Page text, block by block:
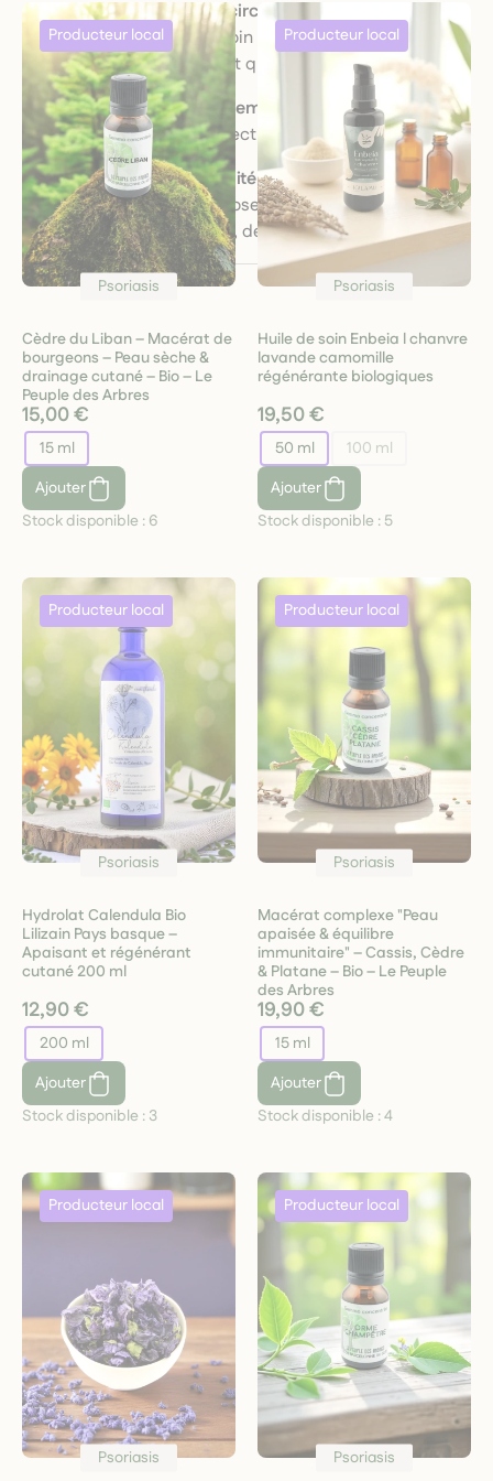
Production locale et circuits courts
sont récoltées avec soin auprès de producteurs
engagés, garantissant qualité et traçabilité.
Respect de l’environnement
: cultures biologiques,
sans pesticides, respectueuses de la biodiversité.
Authenticité & durabilité: nos formules incarnent
notre volonté de proposer des soins naturels,
respectueux du corps, de l’esprit et de la Terre.
Psoriasis
Cèdre du Liban – Macérat de
bourgeons – Peau sèche &
drainage cutané – Bio – Le
Peuple des Arbres
15,00 €
15 ml
Ajouter
Stock disponible : 6
Psoriasis
Huile de soin Enbeia l chanvre
lavande camomille
régénérante biologiques
19,50 €
50 ml
100 ml
Ajouter
Stock disponible : 5
Psoriasis
Hydrolat Calendula Bio
Lilizain Pays basque –
Apaisant et régénérant
cutané 200 ml
12,90 €
200 ml
Ajouter
Stock disponible : 3
Psoriasis
Macérat complexe "Peau
apaisée & équilibre
immunitaire" – Cassis, Cèdre
& Platane – Bio – Le Peuple
des Arbres
19,90 €
15 ml
Ajouter
Stock disponible :4
Psoriasis Psoriasis